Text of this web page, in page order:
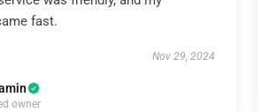
fast.
Nov 29, 2024
owner